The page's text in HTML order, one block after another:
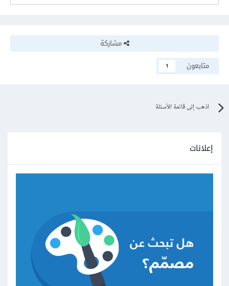
مشاركة
متابعون
1
اذهب إلى قائمة الأسئلة
إعلانات